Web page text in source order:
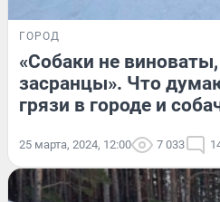
ГОРОД
«Собаки не
засранцы». Что
грязи в городе и
25 марта, 2024, 12:00 7 033